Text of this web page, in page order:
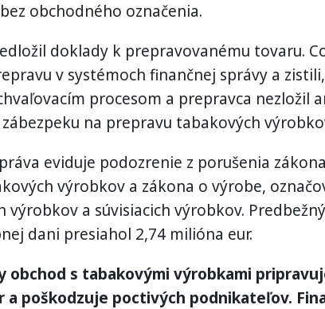
obchodného označenia.
doklady k prepravovanému tovaru.
v systémoch finančnej správy a
procesom a prepravca nezložil
na prepravu tabakových
eviduje podozrenie z porušenia
výrobkov a zákona o výrobe,
výrobkov a súvisiacich výrobkov.
dani presiahol 2,74 milióna eur.
obchod s tabakovými výrobkami
a poškodzuje poctivých podnikateľov.